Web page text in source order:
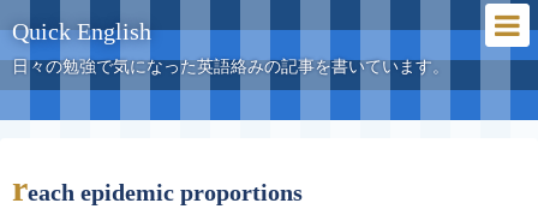
Quick English
日々の勉強で気になった英語絡みの記事を書いています。
reach epidemic proportions